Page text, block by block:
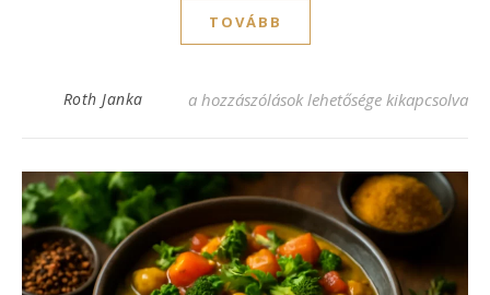
TOVÁBB
Roth Janka Sóska recept mirelitből: egyszerű és
a hozzászólások lehetősége kikapcsolva